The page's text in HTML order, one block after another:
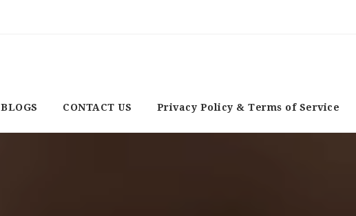
BLOGS CONTACT US Privacy Policy & Terms of Service